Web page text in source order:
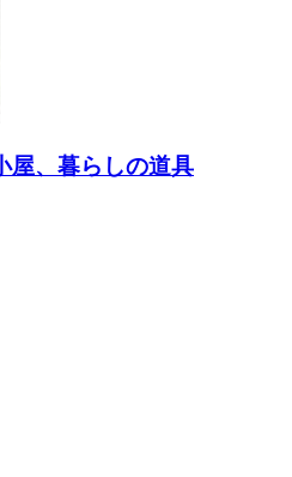
屋、暮らしの道具